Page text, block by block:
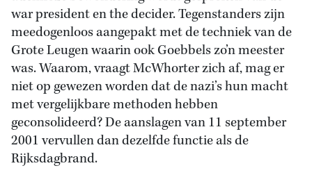
war president en the decider. Tegenstanders zijn
meedogenloos aangepakt met de techniek van de
Grote Leugen waarin ook Goebbels zo’n meester
was. Waarom, vraagt McWhorter zich af, mag er
niet op gewezen worden dat de nazi’s hun macht
met vergelijkbare methoden hebben
geconsolideerd? De aanslagen van 11 september
2001 vervullen dan dezelfde functie als de
Rijksdagbrand.